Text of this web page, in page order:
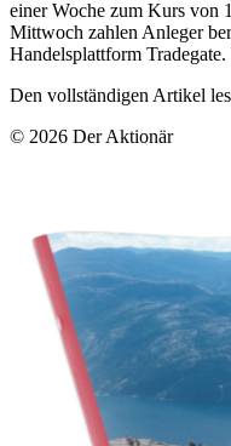
einer Woche zum Kurs von
Mittwoch zahlen Anleger
Handelsplattform
Den vollständigen Artikel
© 2026 Der Aktionär